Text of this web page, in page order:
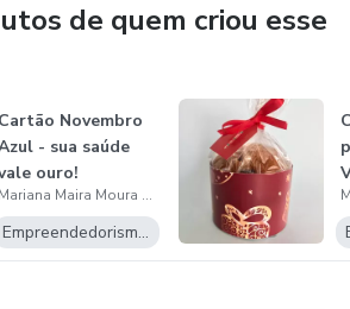
de quem criou esse
Cartão Novembro
- sua saúde
ouro!
Mariana Maira Moura Souza
Empreendedorismo Digital